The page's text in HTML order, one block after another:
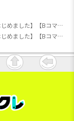
【恐竜はじめました】【Bコマチ】恐竜はじめました もこもこサガラ刺繍キーホルダー
【恐竜はじめました】【Bコマチ】恐竜はじめました もこもこサガラ刺繍キーホルダー